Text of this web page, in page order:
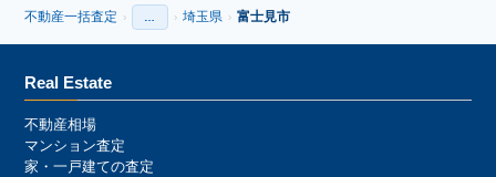
不動産一括査定 › › 埼玉県 › 富士見市
Real Estate
不動産相場
マンション査定
家・一戸建ての査定